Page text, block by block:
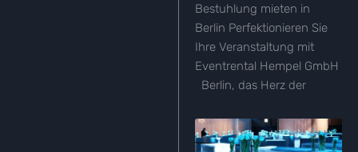
Bestuhlung mieten in
Berlin Perfektionieren Sie
Ihre Veranstaltung mit
Eventrental Hempel GmbH
Berlin, das Herz der